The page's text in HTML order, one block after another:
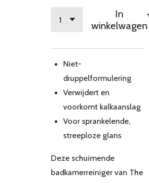
In
winkelwagen
Niet-
druppelformulering
Verwijdert en
voorkomt kalkaanslag
Voor sprankelende,
streeploze glans
Deze schuimende
badkamerreiniger van The